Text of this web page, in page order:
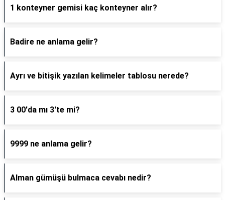
1 konteyner gemisi kaç konteyner alır?
Badire ne anlama gelir?
Ayrı ve bitişik yazılan kelimeler tablosu nerede?
3 00'da mı 3'te mi?
9999 ne anlama gelir?
Alman gümüşü bulmaca cevabı nedir?